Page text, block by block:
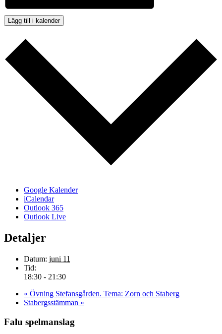
Lägg till i kalender
Google Kalender
iCalendar
Outlook 365
Outlook Live
Detaljer
Datum: juni 11
Tid:
18:30 - 21:30
« Övning Stefansgården. Tema: Zorn och Staberg
Stabergsstämman »
Falu spelmanslag